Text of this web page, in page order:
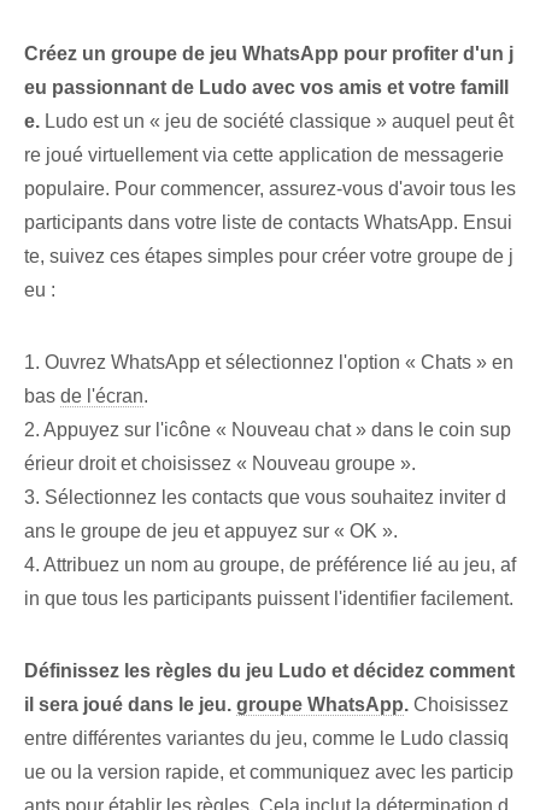
Créez un groupe de jeu WhatsApp pour⁢ profiter⁢ d'un ⁤j
eu passionnant de Ludo avec vos⁤ amis et votre famill
e.⁤ Ludo est un « jeu de société classique » auquel ⁢peut êt
re joué⁤ virtuellement⁤ via cette application de messagerie
populaire. Pour commencer, assurez-vous d'avoir tous les
participants dans votre liste de contacts WhatsApp. Ensui
te, suivez ces étapes simples pour créer votre groupe de j
eu :
1. Ouvrez WhatsApp et sélectionnez l'option « Chats » en
bas de l'écran.
2. Appuyez sur l'icône « Nouveau chat » dans le coin sup
érieur droit et choisissez « Nouveau groupe ».
3. Sélectionnez les contacts que vous souhaitez inviter d
ans le groupe de jeu et appuyez sur « OK ».
4. Attribuez un nom au groupe, de préférence lié au jeu, af
in que tous les participants puissent l'identifier facilement.
Définissez les règles du jeu Ludo et décidez comment
il sera joué dans le jeu. groupe WhatsApp. Choisissez
entre différentes variantes du jeu, comme le Ludo classiq
ue ou la version rapide, et communiquez avec les particip